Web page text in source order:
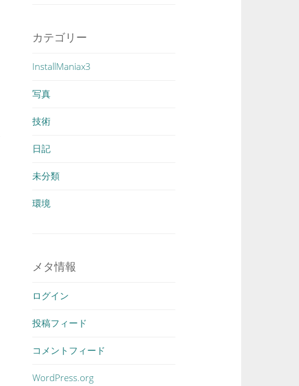
カテゴリー
InstallManiax3
写真
技術
日記
未分類
環境
メタ情報
ログイン
投稿フィード
コメントフィード
WordPress.org